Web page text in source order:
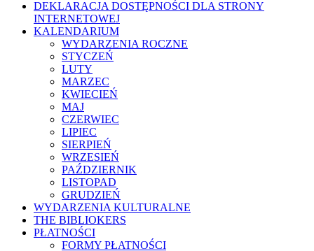
DEKLARACJA DOSTĘPNOŚCI DLA STRONY
INTERNETOWEJ
KALENDARIUM
WYDARZENIA ROCZNE
STYCZEŃ
LUTY
MARZEC
KWIECIEŃ
MAJ
CZERWIEC
LIPIEC
SIERPIEŃ
WRZESIEŃ
PAŹDZIERNIK
LISTOPAD
GRUDZIEŃ
WYDARZENIA KULTURALNE
THE BIBLIOKERS
PŁATNOŚCI
FORMY PŁATNOŚCI